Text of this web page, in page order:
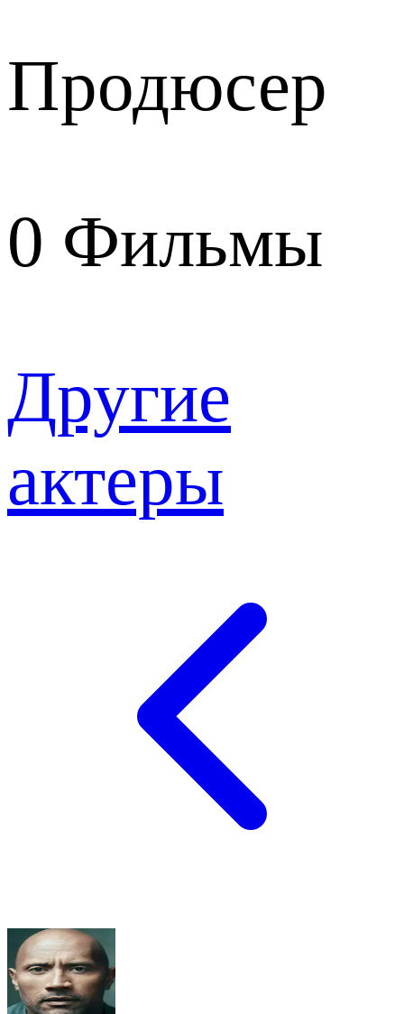
Продюсер
0 Фильмы
Другие
актеры